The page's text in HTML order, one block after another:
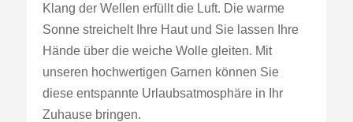
Klang der Wellen erfüllt die Luft. Die warme
Sonne streichelt Ihre Haut und Sie lassen Ihre
Hände über die weiche Wolle gleiten. Mit
unseren hochwertigen Garnen können Sie
diese entspannte Urlaubsatmosphäre in Ihr
Zuhause bringen.